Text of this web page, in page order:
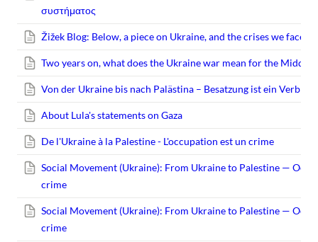
συστήματος
Žižek Blog: Below, a piece on Ukraine, and the crises we face.
Two years on, what does the Ukraine war mean for the Middle
Von der Ukraine bis nach Palästina – Besatzung ist ein
About Lula's statements on Gaza
De l'Ukraine à la Palestine - L'occupation est un crime
Social Movement (Ukraine): From Ukraine to Palestine —
crime
Social Movement (Ukraine): From Ukraine to Palestine —
crime